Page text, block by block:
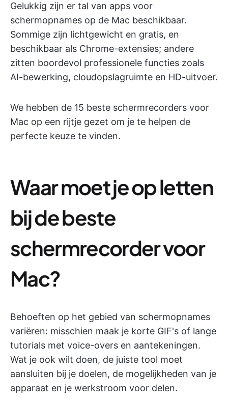
Gelukkig zijn er tal van apps voor
schermopnames op de Mac beschikbaar.
Sommige zijn lichtgewicht en gratis, en
beschikbaar als Chrome-extensies; andere
zitten boordevol professionele functies zoals
AI-bewerking, cloudopslagruimte en HD-uitvoer.
We hebben de 15 beste schermrecorders voor
Mac op een rijtje gezet om je te helpen de
perfecte keuze te vinden.
Waar moet je op letten
bij de beste
schermrecorder voor
Mac?
Behoeften op het gebied van schermopnames
variëren: misschien maak je korte GIF's of lange
tutorials met voice-overs en aantekeningen.
Wat je ook wilt doen, de juiste tool moet
aansluiten bij je doelen, de mogelijkheden van je
apparaat en je werkstroom voor delen.